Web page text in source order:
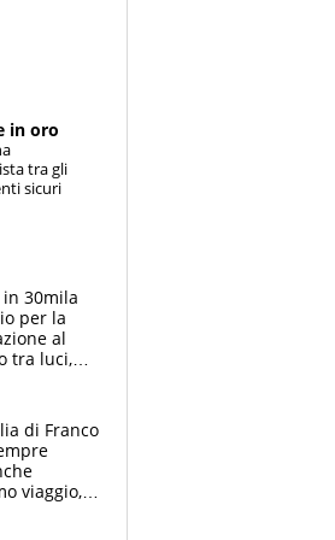
in oro
tra gli
sicuri
in 30mila
per la
al
tra luci,
di Franco
viaggio,